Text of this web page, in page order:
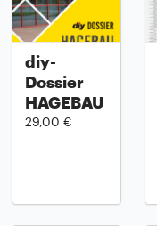
diy-
Dossier
HAGEBAU
29,00 €